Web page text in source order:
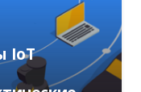
IoT